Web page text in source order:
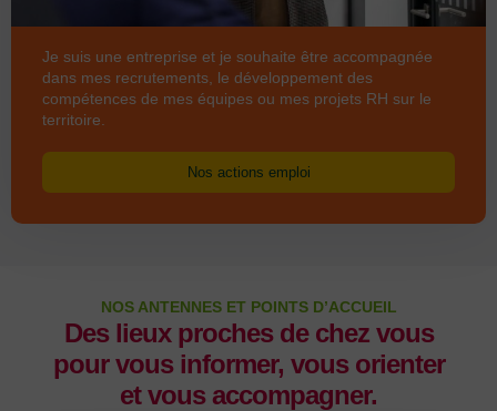
Je suis une entreprise et je souhaite être accompagnée
dans mes recrutements, le développement des
compétences de mes équipes ou mes projets RH sur le
territoire.
Nos actions emploi
NOS ANTENNES ET POINTS D’ACCUEIL
Des lieux proches de chez vous
pour vous informer, vous orienter
et vous accompagner.